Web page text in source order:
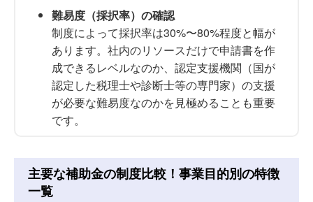
難易度（採択率）の確認
制度によって採択率は30%〜80%程度と幅が
あります。社内のリソースだけで申請書を作
成できるレベルなのか、認定支援機関（国が
認定した税理士や診断士等の専門家）の支援
が必要な難易度なのかを見極めることも重要
です。
主要な補助金の制度比較！事業目的別の特徴
一覧